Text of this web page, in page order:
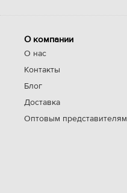
О компании
О нас
Контакты
Блог
Доставка
Оптовым представителям